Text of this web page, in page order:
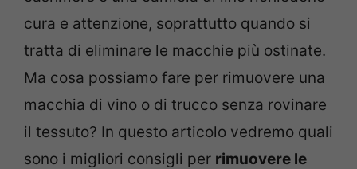
cura e attenzione, soprattutto quando si
tratta di eliminare le macchie più ostinate.
Ma cosa possiamo fare per rimuovere una
macchia di vino o di trucco senza rovinare
il tessuto? In questo articolo vedremo quali
sono i migliori consigli per rimuovere le